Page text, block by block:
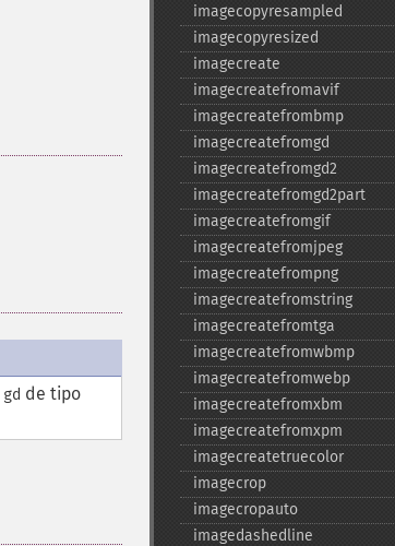
gd de tipo
imagecopyresampled
imagecopyresized
imagecreate
imagecreatefromavif
imagecreatefrombmp
imagecreatefromgd
imagecreatefromgd2
imagecreatefromgd2part
imagecreatefromgif
imagecreatefromjpeg
imagecreatefrompng
imagecreatefromstring
imagecreatefromtga
imagecreatefromwbmp
imagecreatefromwebp
imagecreatefromxbm
imagecreatefromxpm
imagecreatetruecolor
imagecrop
imagecropauto
imagedashedline